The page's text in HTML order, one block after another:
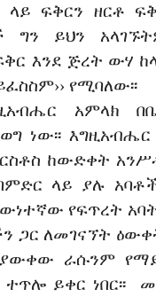
ላይ ፍቅርን ዘርቶ
ይህን
ፍቅር እንደ ጅረት ውሃ
የሚባለው፡፡
አምላክ
ነው፡፡
ከውድቀት
ላይ ያሉ
የፍጥረት
ጋር ለመገናኘት ዕ
ራሱንም
ይቀር ነበር፡፡